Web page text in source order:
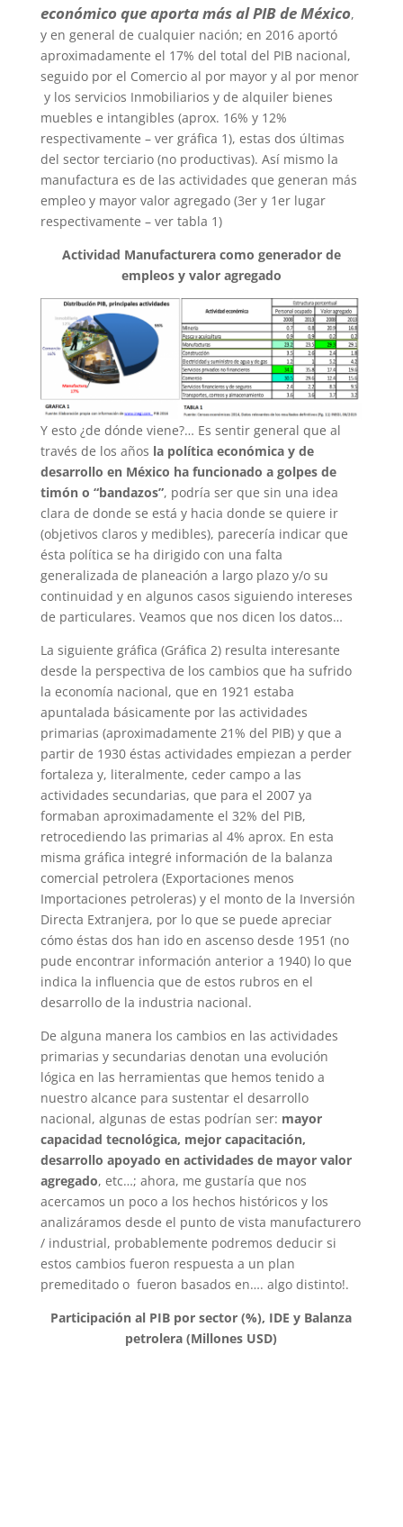
económico que aporta más al PIB de México,
y en general de cualquier nación; en 2016 aportó
aproximadamente el 17% del total del PIB nacional,
seguido por el Comercio al por mayor y al por menor
y los servicios Inmobiliarios y de alquiler bienes
muebles e intangibles (aprox. 16% y 12%
respectivamente – ver gráfica 1), estas dos últimas
del sector terciario (no productivas). Así mismo la
manufactura es de las actividades que generan más
empleo y mayor valor agregado (3er y 1er lugar
respectivamente – ver tabla 1)
Actividad Manufacturera como generador de
empleos y valor agregado
Y esto ¿de dónde viene?… Es sentir general que al
través de los años la política económica y de
desarrollo en México ha funcionado a golpes de
timón o “bandazos”, podría ser que sin una idea
clara de donde se está y hacia donde se quiere ir
(objetivos claros y medibles), parecería indicar que
ésta política se ha dirigido con una falta
generalizada de planeación a largo plazo y/o su
continuidad y en algunos casos siguiendo intereses
de particulares. Veamos que nos dicen los datos…
La siguiente gráfica (Gráfica 2) resulta interesante
desde la perspectiva de los cambios que ha sufrido
la economía nacional, que en 1921 estaba
apuntalada básicamente por las actividades
primarias (aproximadamente 21% del PIB) y que a
partir de 1930 éstas actividades empiezan a perder
fortaleza y, literalmente, ceder campo a las
actividades secundarias, que para el 2007 ya
formaban aproximadamente el 32% del PIB,
retrocediendo las primarias al 4% aprox. En esta
misma gráfica integré información de la balanza
comercial petrolera (Exportaciones menos
Importaciones petroleras) y el monto de la Inversión
Directa Extranjera, por lo que se puede apreciar
cómo éstas dos han ido en ascenso desde 1951 (no
pude encontrar información anterior a 1940) lo que
indica la influencia que de estos rubros en el
desarrollo de la industria nacional.
De alguna manera los cambios en las actividades
primarias y secundarias denotan una evolución
lógica en las herramientas que hemos tenido a
nuestro alcance para sustentar el desarrollo
nacional, algunas de estas podrían ser: mayor
capacidad tecnológica, mejor capacitación,
desarrollo apoyado en actividades de mayor valor
agregado, etc…; ahora, me gustaría que nos
acercamos un poco a los hechos históricos y los
analizáramos desde el punto de vista manufacturero
/ industrial, probablemente podremos deducir si
estos cambios fueron respuesta a un plan
premeditado o fueron basados en…. algo distinto!.
Participación al PIB por sector (%), IDE y Balanza
petrolera (Millones USD)